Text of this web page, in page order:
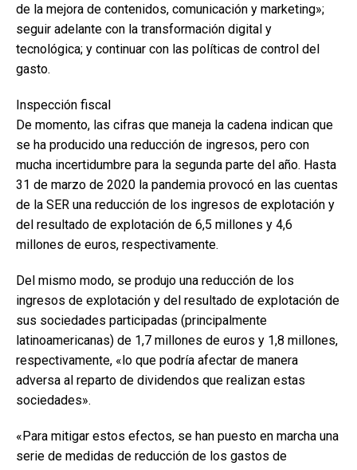
de la mejora de contenidos, comunicación y marketing»;
seguir adelante con la transformación digital y
tecnológica; y continuar con las políticas de control del
gasto.
Inspección fiscal
De momento, las cifras que maneja la cadena indican que
se ha producido una reducción de ingresos, pero con
mucha incertidumbre para la segunda parte del año. Hasta
31 de marzo de 2020 la pandemia provocó en las cuentas
de la SER una reducción de los ingresos de explotación y
del resultado de explotación de 6,5 millones y 4,6
millones de euros, respectivamente.
Del mismo modo, se produjo una reducción de los
ingresos de explotación y del resultado de explotación de
sus sociedades participadas (principalmente
latinoamericanas) de 1,7 millones de euros y 1,8 millones,
respectivamente, «lo que podría afectar de manera
adversa al reparto de dividendos que realizan estas
sociedades».
«Para mitigar estos efectos, se han puesto en marcha una
serie de medidas de reducción de los gastos de